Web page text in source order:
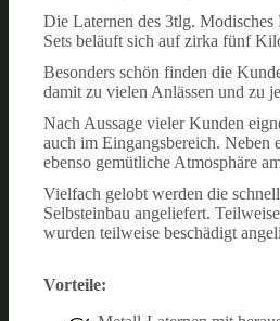
Die Laternen des 3tlg.
Sets beläuft sich auf zirka fünf
Besonders schön finden die
damit zu vielen Anlässen und zu
Nach Aussage vieler Kunden
auch im Eingangsbereich.
ebenso gemütliche Atmosphäre
Vielfach gelobt werden die
Selbsteinbau angeliefert.
wurden teilweise beschädigt
Vorteile: